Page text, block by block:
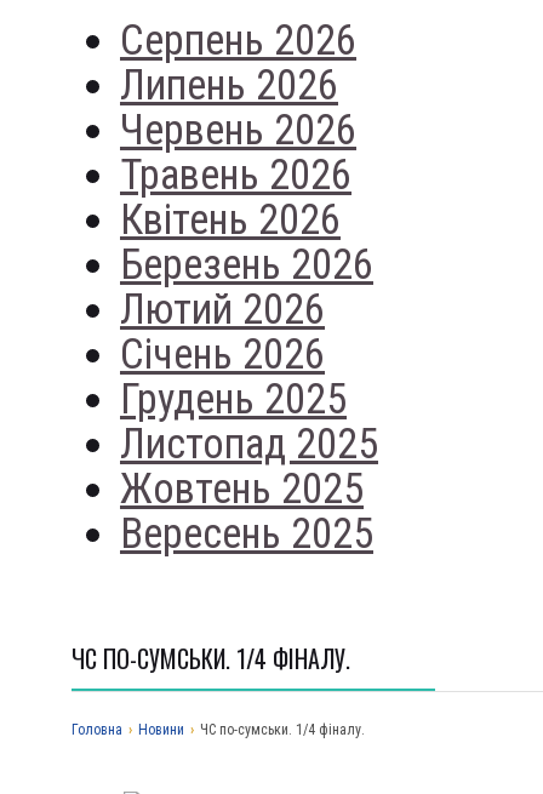
Серпень 2026
Липень 2026
Червень 2026
Травень 2026
Квітень 2026
Березень 2026
Лютий 2026
Січень 2026
Грудень 2025
Листопад 2025
Жовтень 2025
Вересень 2025
ЧС ПО-СУМСЬКИ. 1/4 ФІНАЛУ.
Головна › Новини › ЧС по-сумськи. 1/4 фіналу.